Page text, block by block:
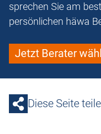
sprechen Sie am
persönlichen häwa
Jetzt Berater
Diese Seite